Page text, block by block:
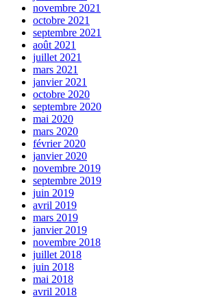
novembre 2021
octobre 2021
septembre 2021
août 2021
juillet 2021
mars 2021
janvier 2021
octobre 2020
septembre 2020
mai 2020
mars 2020
février 2020
janvier 2020
novembre 2019
septembre 2019
juin 2019
avril 2019
mars 2019
janvier 2019
novembre 2018
juillet 2018
juin 2018
mai 2018
avril 2018